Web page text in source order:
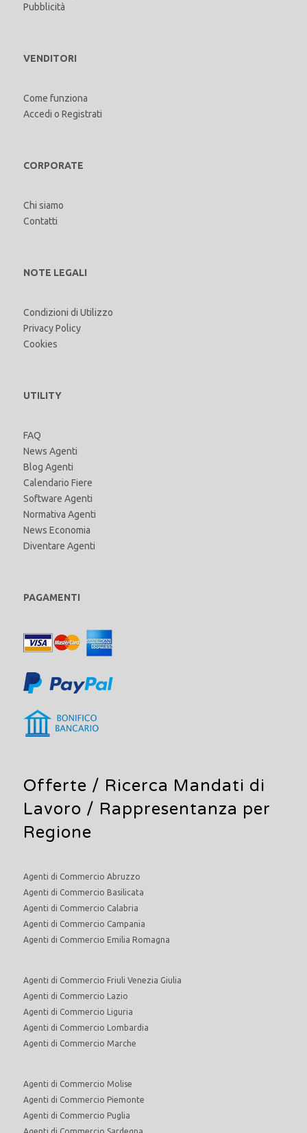
Pubblicità
VENDITORI
Come funziona
Accedi o Registrati
CORPORATE
Chi siamo
Contatti
NOTE LEGALI
Condizioni di Utilizzo
Privacy Policy
Cookies
UTILITY
FAQ
News Agenti
Blog Agenti
Calendario Fiere
Software Agenti
Normativa Agenti
News Economia
Diventare Agenti
PAGAMENTI
Offerte / Ricerca Mandati di
Lavoro / Rappresentanza per
Regione
Agenti di Commercio Abruzzo
Agenti di Commercio Basilicata
Agenti di Commercio Calabria
Agenti di Commercio Campania
Agenti di Commercio Emilia Romagna
Agenti di Commercio Friuli Venezia Giulia
Agenti di Commercio Lazio
Agenti di Commercio Liguria
Agenti di Commercio Lombardia
Agenti di Commercio Marche
Agenti di Commercio Molise
Agenti di Commercio Piemonte
Agenti di Commercio Puglia
Agenti di Commercio Sardegna